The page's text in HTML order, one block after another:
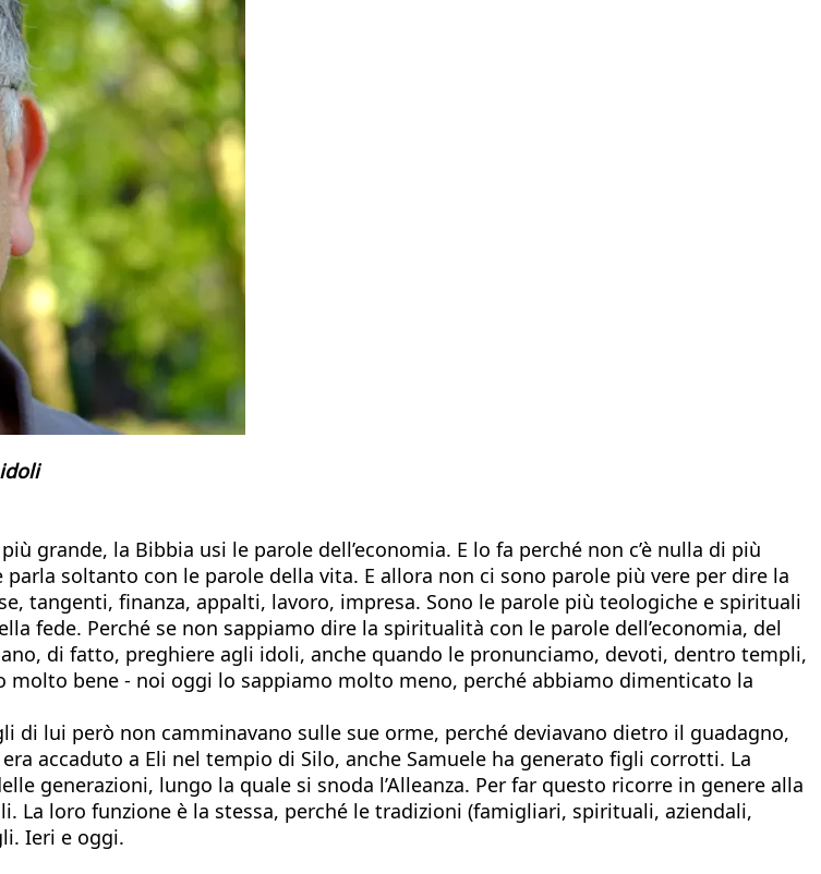
grande, la Bibbia usi le parole dell’economia. E lo fa perché non c’è nulla di più
soltanto con le parole della vita. E allora non ci sono parole più vere per dire la
tangenti, finanza, appalti, lavoro, impresa. Sono le parole più teologiche e spirituali
fede. Perché se non sappiamo dire la spiritualità con le parole dell’economia, del
di fatto, preghiere agli idoli, anche quando le pronunciamo, devoti, dentro templi,
molto bene - noi oggi lo sappiamo molto meno, perché abbiamo dimenticato la
di lui però non camminavano sulle sue orme, perché deviavano dietro il guadagno,
accaduto a Eli nel tempio di Silo, anche Samuele ha generato figli corrotti. La
generazioni, lungo la quale si snoda l’Alleanza. Per far questo ricorre in genere alla
loro funzione è la stessa, perché le tradizioni (famigliari, spirituali, aziendali,
Ieri e oggi.